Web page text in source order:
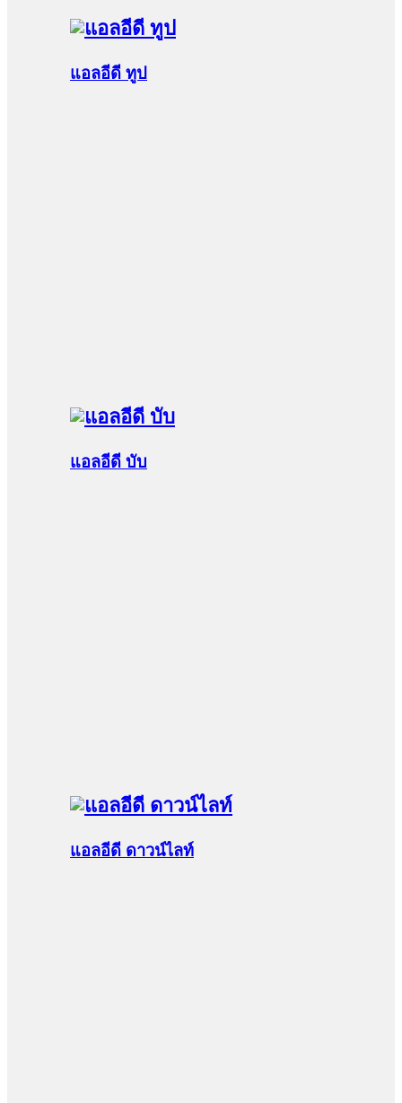
แอลอีดี ทูป
แอลอีดี บับ
แอลอีดี ดาวน์ไลท์